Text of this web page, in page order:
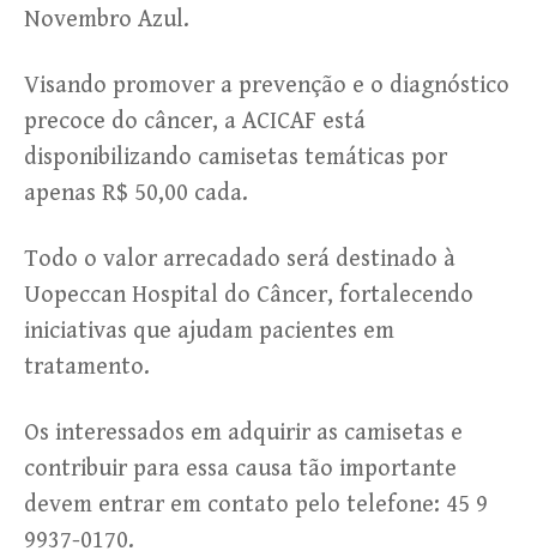
Novembro Azul.
Visando promover a prevenção e o diagnóstico
precoce do câncer, a ACICAF está
disponibilizando camisetas temáticas por
apenas R$ 50,00 cada.
Todo o valor arrecadado será destinado à
Uopeccan Hospital do Câncer, fortalecendo
iniciativas que ajudam pacientes em
tratamento.
Os interessados em adquirir as camisetas e
contribuir para essa causa tão importante
devem entrar em contato pelo telefone: 45 9
9937-0170.